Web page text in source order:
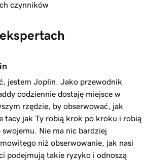
czynników
jestem Joplin. Jako przewodnik
codziennie dostaję miejsce w
rzędzie, by obserwować, jak
tacy jak Ty robią krok po kroku i robią
swojemu. Nie ma nic bardziej
niż obserwowanie, jak nasi
podejmują takie ryzyko i odnoszą